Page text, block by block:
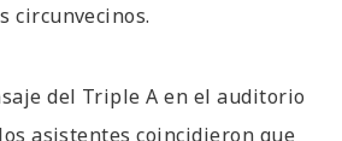
circunvecinos.
del Triple A en el auditorio
asistentes coincidieron que